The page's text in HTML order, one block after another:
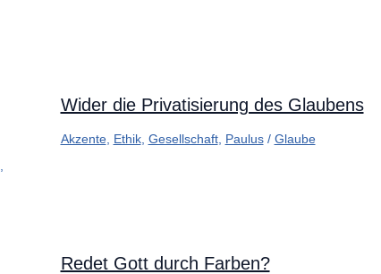
Wider die Privatisierung des Glaubens
Akzente, Ethik, Gesellschaft, Paulus/ Glaube
Redet Gott durch Farben?